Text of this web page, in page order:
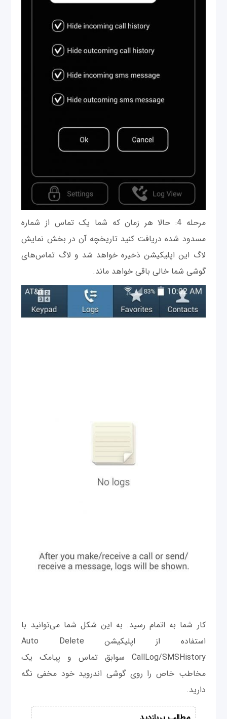
مرحله 4: حالا هر زمان که شما یک تماس از شماره
مسدود شده دریافت کنید تاریخچه آن در بخش نمایش
لاگ این اپلیکیشن ذخیره خواهد شد و لاگ تماس‌های
گوشی شما خالی باقی خواهد ماند.
کار شما به اتمام رسید. به این شكل شما می‌توانید با
استفاده از اپلیکیشن Auto Delete
CallLog/SMSHistory سوابق تماس و پیامک یک
مخاطب خاص را روی گوشی اندروید خود مخفی نگه
دارید.